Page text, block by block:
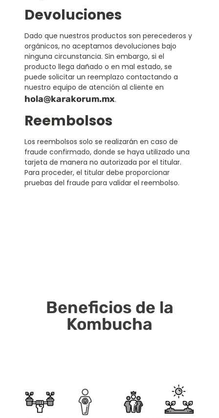
Devoluciones
Dado que nuestros productos son perecederos y
orgánicos, no aceptamos devoluciones bajo
ninguna circunstancia. Sin embargo, si el
producto llega dañado o en mal estado, se
puede solicitar un reemplazo contactando a
nuestro equipo de atención al cliente en
hola@karakorum.mx.
Reembolsos
Los reembolsos solo se realizarán en caso de
fraude confirmado, donde se haya utilizado una
tarjeta de manera no autorizada por el titular.
Para proceder, el titular debe proporcionar
pruebas del fraude para validar el reembolso.
Beneficios de la
Kombucha